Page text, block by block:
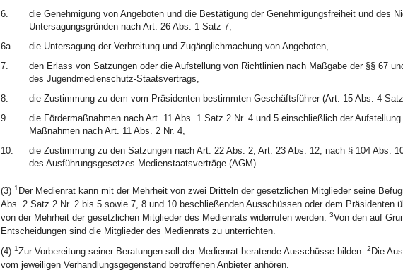
6.
die Genehmigung von Angeboten und die Bestätigung der Genehmigungsfreiheit und des
Untersagungsgründen nach Art. 26 Abs. 1 Satz 7,
6a.
die Untersagung der Verbreitung und Zugänglichmachung von Angeboten,
7.
den Erlass von Satzungen oder die Aufstellung von Richtlinien nach Maßgabe der §§ 67
des Jugendmedienschutz-Staatsvertrags,
8.
die Zustimmung zu dem vom Präsidenten bestimmten Geschäftsführer (Art. 15 Abs. 4
9.
die Fördermaßnahmen nach Art. 11 Abs. 1 Satz 2 Nr. 4 und 5 einschließlich der
Maßnahmen nach Art. 11 Abs. 2 Nr. 4,
10.
die Zustimmung zu den Satzungen nach Art. 22 Abs. 2, Art. 23 Abs. 12, nach § 104 Abs.
des Ausführungsgesetzes Medienstaatsverträge (AGM).
(3) 1 Der Medienrat kann mit der Mehrheit von zwei Dritteln der gesetzlichen Mitglieder seine
Abs. 2 Satz 2 Nr. 2 bis 5 sowie 7, 8 und 10 beschließenden Ausschüssen oder dem Präsidenten
von der Mehrheit der gesetzlichen Mitglieder des Medienrats widerrufen werden. 3Von den auf
Entscheidungen sind die Mitglieder des Medienrats zu unterrichten.
(4) 1Zur Vorbereitung seiner Beratungen soll der Medienrat beratende Ausschüsse bilden. 2 Die
vom jeweiligen Verhandlungsgegenstand betroffenen Anbieter anhören.